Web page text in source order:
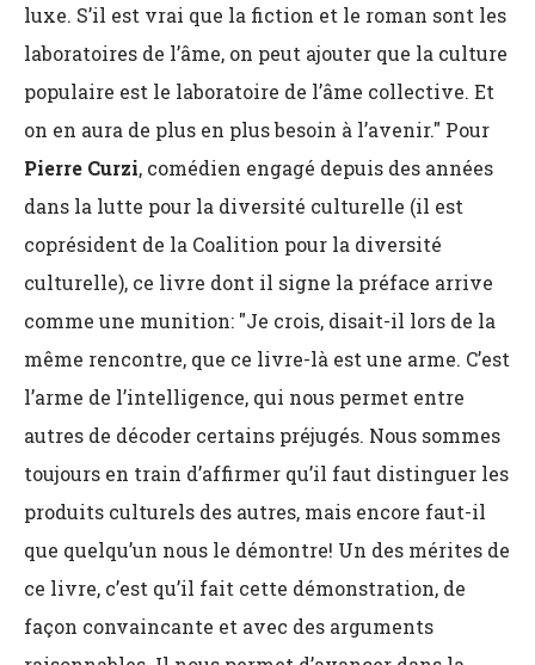
luxe. S’il est vrai que la fiction et le roman sont les
laboratoires de l’âme, on peut ajouter que la culture
populaire est le laboratoire de l’âme collective. Et
on en aura de plus en plus besoin à l’avenir." Pour
Pierre Curzi, comédien engagé depuis des années
dans la lutte pour la diversité culturelle (il est
coprésident de la Coalition pour la diversité
culturelle), ce livre dont il signe la préface arrive
comme une munition: "Je crois, disait-il lors de la
même rencontre, que ce livre-là est une arme. C’est
l’arme de l’intelligence, qui nous permet entre
autres de décoder certains préjugés. Nous sommes
toujours en train d’affirmer qu’il faut distinguer les
produits culturels des autres, mais encore faut-il
que quelqu’un nous le démontre! Un des mérites de
ce livre, c’est qu’il fait cette démonstration, de
façon convaincante et avec des arguments